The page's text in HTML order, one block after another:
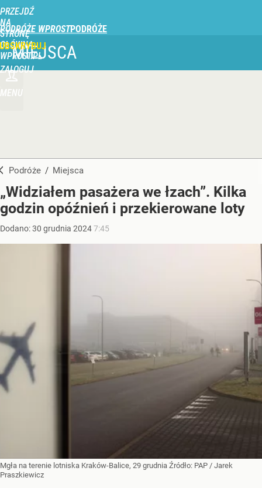
PRZEJDŹ
NA
STRONĘ
GŁÓWNĄ
WPROST.PL
PODRÓŻE WPROST
ZALOGUJ
MENU
MIEJSCA
Podróże / Miejsca
„Widziałem pasażera we łzach”. Kilka
godzin opóźnień i przekierowane loty
Dodano:30 grudnia 20247:45
Mgła na terenie lotniska Kraków-Balice, 29 grudnia Źródło: PAP / Jarek
Praszkiewicz